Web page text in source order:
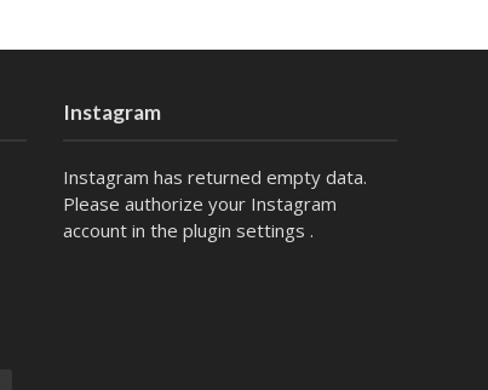
Instagram
Instagram has returned empty data.
Please authorize your Instagram
account in the plugin settings .